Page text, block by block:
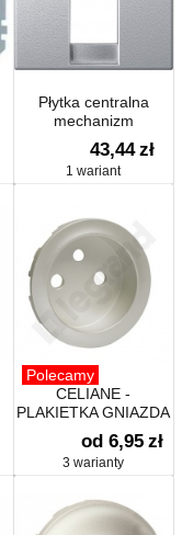
Płytka centralna
mechanizm
RJ11/RJ12
43,44 zł
1 wariant
Polecamy
CELIANE -
PLAKIETKA GNIAZDA
2P/2P+Z
od 6,95 zł
3 warianty